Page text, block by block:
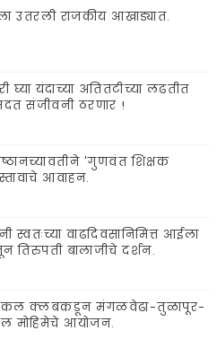
उतरली राजकीय आखाड्यात.
घ्या यंदाच्या अतितटीच्या लढतीत
संजीवनी ठरणार !
'गुणवंत शिक्षक
आवाहन.
स्वतःच्या वाढदिवसानिमित्त आईला
तिरुपती बालाजीचे दर्शन.
क्लबकडून मंगळवेढा-तुळापूर-
मोहिमेचे आयोजन.